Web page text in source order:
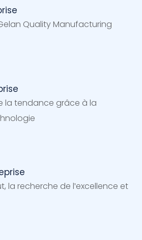
Quality Manufacturing
la tendance grâce à la
la recherche de l'excellence et